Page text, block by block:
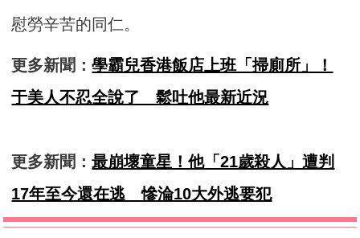
慰勞辛苦的同仁。
更多新聞：學霸兒香港飯店上班「掃廁所」！
于美人不忍全說了 鬆吐他最新近況
更多新聞：最崩壞童星！他「21歲殺人」遭判
17年至今還在逃 慘淪10大外逃要犯